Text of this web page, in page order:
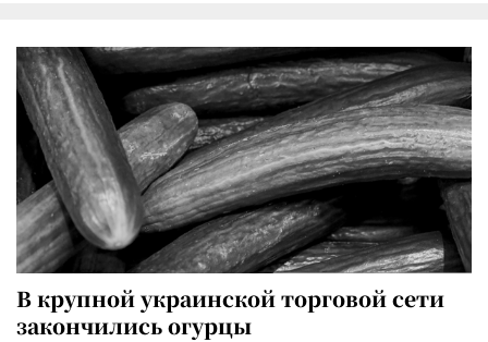
В крупной украинской торговой сети
закончились огурцы